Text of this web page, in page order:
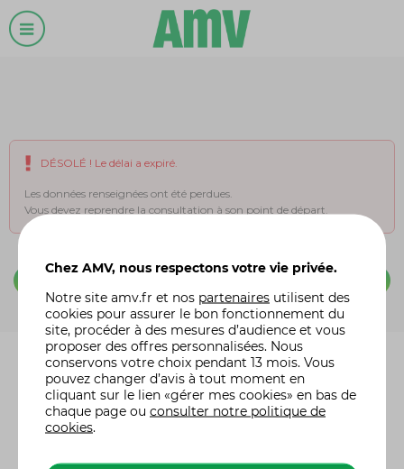
DÉSOLÉ ! Le délai a expiré.
Les données renseignées ont été perdues.
Vous devez reprendre la consultation à son point de départ.
Chez AMV, nous respectons votre vie privée.
Notre site amv.fr et nos partenaires utilisent des
cookies pour assurer le bon fonctionnement du
site, procéder à des mesures d’audience et vous
proposer des offres personnalisées. Nous
conservons votre choix pendant 13 mois. Vous
pouvez changer d’avis à tout moment en
cliquant sur le lien «gérer mes cookies» en bas de
chaque page ou consulter notre politique de
cookies.